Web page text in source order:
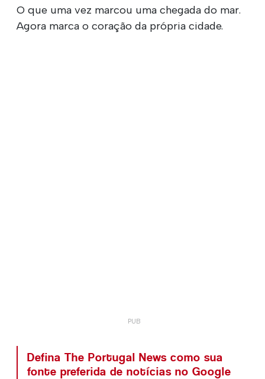
O que uma vez marcou uma chegada do mar.
Agora marca o coração da própria cidade.
Defina The Portugal News como sua
fonte preferida de notícias no Google